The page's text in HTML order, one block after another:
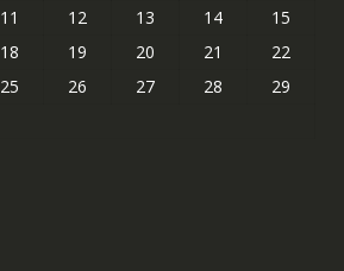
11 12 13 14
15
18 19 20 21
22
25 26 27 28
29